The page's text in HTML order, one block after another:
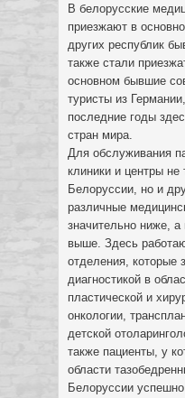
В белорусские
приезжают в
других республик
также стали
основном бывшие
туристы из
последние годы
стран мира.
Для обслуживания
клиники и центры не
Белоруссии, но и
различные
значительно ниже, а
выше. Здесь
отделения, которые
диагностикой в
пластической и
онкологии,
детской
также пациенты, у
области
Белоруссии